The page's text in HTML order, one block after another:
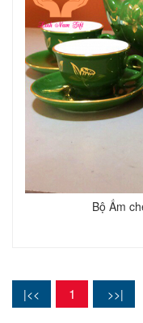
Bộ Ấm
1